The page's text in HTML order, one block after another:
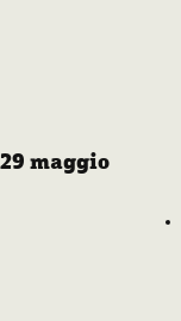
29 maggio